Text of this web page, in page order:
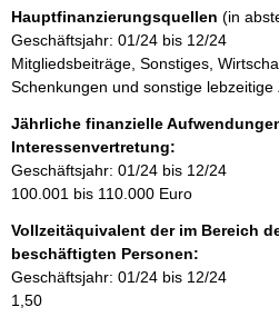
t
i
n
f
o
r
m
a
i
o
n
e
Hauptfinanzierungsquellen (in
Geschäftsjahr: 01/24 bis 12/24
Mitgliedsbeiträge, Sonstiges,
Schenkungen und sonstige lebzeitige
Jährliche finanzielle
Interessenvertretung:
Geschäftsjahr: 01/24 bis 12/24
100.001 bis 110.000 Euro
Vollzeitäquivalent der im Bereich
beschäftigten Personen:
Geschäftsjahr: 01/24 bis 12/24
1,50